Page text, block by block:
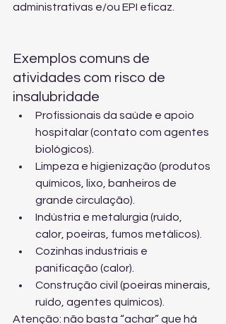
administrativas e/ou EPI eficaz.
Exemplos comuns de
atividades com risco de
insalubridade
Profissionais da saúde e apoio
hospitalar (contato com agentes
biológicos).
Limpeza e higienização (produtos
químicos, lixo, banheiros de
grande circulação).
Indústria e metalurgia (ruído,
calor, poeiras, fumos metálicos).
Cozinhas industriais e
panificação (calor).
Construção civil (poeiras minerais,
ruído, agentes químicos).
Atenção: não basta “achar” que há